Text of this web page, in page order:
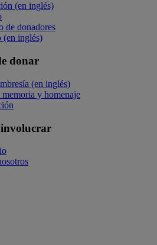
(en inglés)
de donadores
(en inglés)
donar
(en inglés)
y homenaje
involucrar